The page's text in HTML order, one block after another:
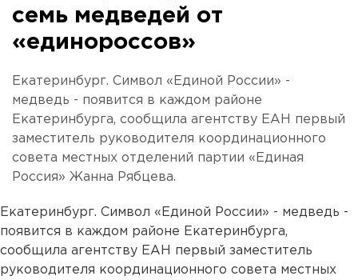
семь медведей от
«единороссов»
Екатеринбург. Символ «Единой России» -
медведь - появится в каждом районе
Екатеринбурга, сообщила агентству ЕАН первый
заместитель руководителя координационного
совета местных отделений партии «Единая
Россия» Жанна Рябцева.
Екатеринбург. Символ «Единой России» - медведь -
появится в каждом районе Екатеринбурга,
сообщила агентству ЕАН первый заместитель
руководителя координационного совета местных